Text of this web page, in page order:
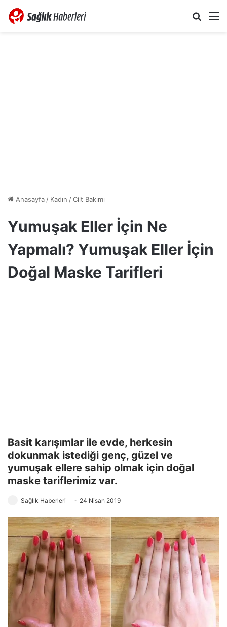
Anasayfa/ Kadın /Cilt Bakımı
Yumuşak Eller İçin Ne
Yapmalı? Yumuşak Eller İçin
Doğal Maske Tarifleri
Basit karışımlar ile evde, herkesin
dokunmak istediği genç, güzel ve
yumuşak ellere sahip olmak için doğal
maske tariflerimiz var.
Sağlık Haberleri 24 Nisan 2019